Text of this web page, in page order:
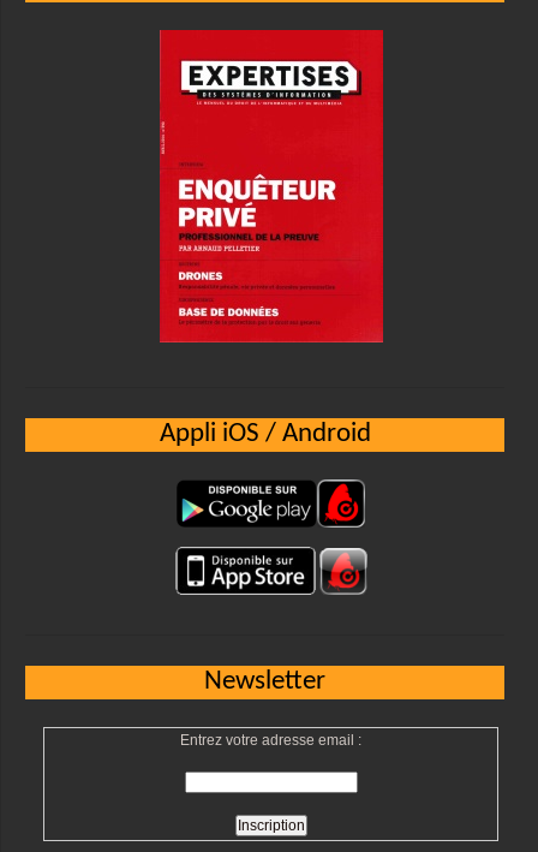
Appli iOS / Android
Newsletter
Entrez votre adresse email :